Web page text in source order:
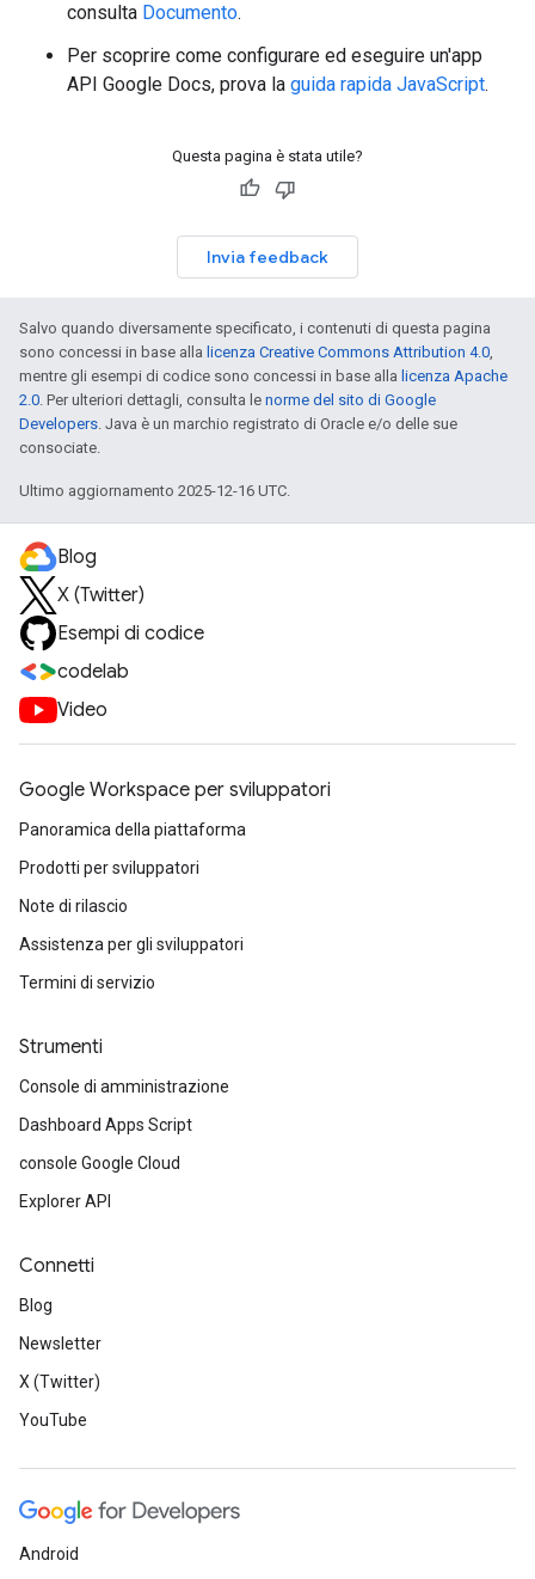
consulta Documento.
Per scoprire come configurare ed eseguire un'app
API Google Docs, prova la guida rapida JavaScript.
Questa pagina è stata utile?
Invia feedback
Salvo quando diversamente specificato, i contenuti di questa pagina
sono concessi in base alla licenza Creative Commons Attribution 4.0,
mentre gli esempi di codice sono concessi in base alla licenza Apache
2.0. Per ulteriori dettagli, consulta le norme del sito di Google
Developers. Java è un marchio registrato di Oracle e/o delle sue
consociate.
Ultimo aggiornamento 2025-12-16 UTC.
Blog
X (Twitter)
Esempi di codice
codelab
Video
Google Workspace per sviluppatori
Panoramica della piattaforma
Prodotti per sviluppatori
Note di rilascio
Assistenza per gli sviluppatori
Termini di servizio
Strumenti
Console di amministrazione
Dashboard Apps Script
console Google Cloud
Explorer API
Connetti
Blog
Newsletter
X (Twitter)
YouTube
Android